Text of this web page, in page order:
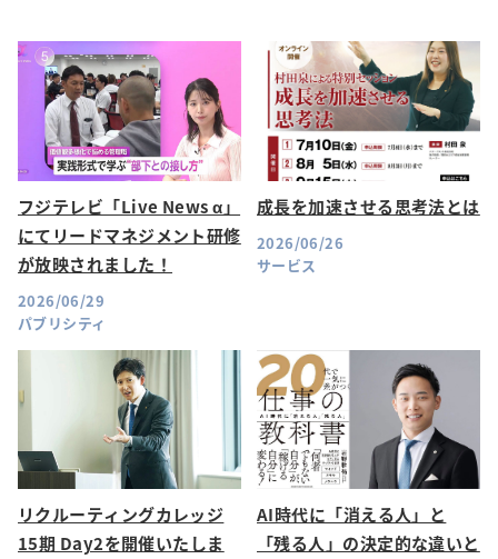
フジテレビ「Live News α」
にてリードマネジメント研修
が放映されました！
パブリシティ
2026/06/29
成長を加速させる思考法とは
サービス
2026/06/26
リクルーティングカレッジ
15期 Day2を開催いたしま
AI時代に「消える人」と
「残る人」の決定的な違いと